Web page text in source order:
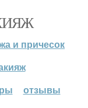
и причесок
отзывы